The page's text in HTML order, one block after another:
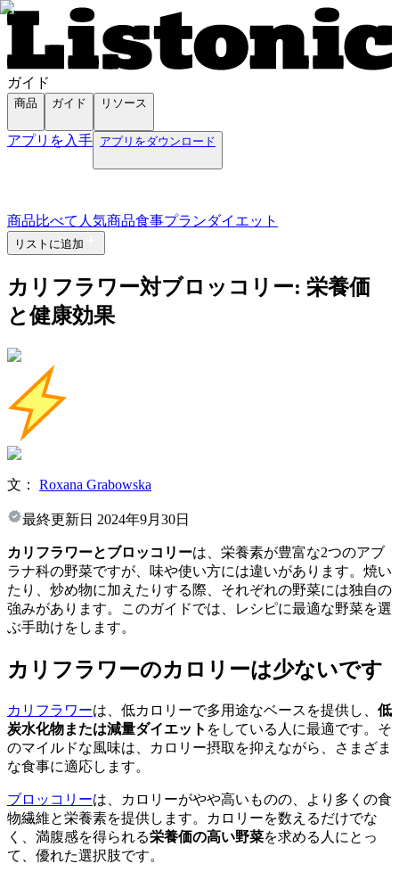
ガイド
商品 ガイド リソース
アプリを入手 アプリをダウンロード
商品比べて 人気商品食事プランダイエット
リストに追加
カリフラワー対ブロッコリー: 栄養価
と健康効果
文： Roxana Grabowska
最終更新日 2024年9月30日
カリフラワーとブロッコリーは、栄養素が豊富な2つのアブ
ラナ科の野菜ですが、味や使い方には違いがあります。焼い
たり、炒め物に加えたりする際、それぞれの野菜には独自の
強みがあります。このガイドでは、レシピに最適な野菜を選
ぶ手助けをします。
カリフラワーのカロリーは少ないです
カリフラワーは、低カロリーで多用途なベースを提供し、 低
炭水化物または減量ダイエット をしている人に最適です。そ
のマイルドな風味は、カロリー摂取を抑えながら、さまざま
な食事に適応します。
ブロッコリーは、カロリーがやや高いものの、より多くの食
物繊維と栄養素を提供します。カロリーを数えるだけでな
く、満腹感を得られる栄養価の高い野菜を求める人にとっ
て、優れた選択肢です。